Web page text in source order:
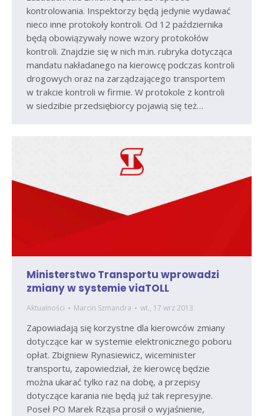
kontrolowania. Inspektorzy będą jedynie wydawać
nieco inne protokoły kontroli. Od 12 października
będą obowiązywały nowe wzory protokołów
kontroli. Znajdzie się w nich m.in. rubryka dotycząca
mandatu nakładanego na kierowcę podczas kontroli
drogowych oraz na zarządzającego transportem
w trakcie kontroli w firmie. W protokole z kontroli
w siedzibie przedsiębiorcy pojawią się też…
Ministerstwo Transportu wprowadzi
zmiany w systemie viaTOLL
Aktualności Marcin Szmandra wt., 17 wrz 2013
Zapowiadają się korzystne dla kierowców zmiany
dotyczące kar w systemie elektronicznego poboru
opłat. Zbigniew Rynasiewicz, wiceminister
transportu, zapowiedział, że kierowcę będzie
można ukarać tylko raz na dobę, a przepisy
dotyczące karania nie będą już tak represyjne.
Poseł PO Marek Rząsa prosił o wyjaśnienie,